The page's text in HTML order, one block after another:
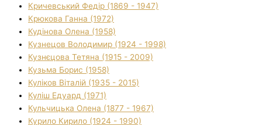
Кричевський Федір (1869 - 1947)
Крюкова Ганна (1972)
Кудінова Олена (1958)
Кузнецов Володимир (1924 - 1998)
Кузнєцова Тетяна (1915 - 2009)
Кузьма Борис (1958)
Куліков Віталій (1935 - 2015)
Куліш Едуард (1971)
Кульчицька Олена (1877 - 1967)
Курило Кирило (1924 - 1990)